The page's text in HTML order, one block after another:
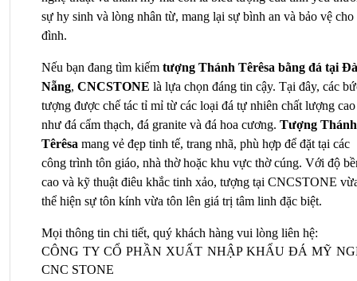
sự hy sinh và lòng nhân từ, mang lại sự bình an và bảo vệ cho
đình.
Nếu bạn đang tìm kiếm tượng Thánh Têrêsa bằng đá tại Đà
Nẵng, CNCSTONE là lựa chọn đáng tin cậy. Tại đây, các
tượng được chế tác tỉ mỉ từ các loại đá tự nhiên chất lượng cao
như đá cẩm thạch, đá granite và đá hoa cương. Tượng Thánh
Têrêsa mang vẻ đẹp tinh tế, trang nhã, phù hợp để đặt tại các
công trình tôn giáo, nhà thờ hoặc khu vực thờ cúng. Với độ
cao và kỹ thuật điêu khắc tinh xảo, tượng tại CNCSTONE
thể hiện sự tôn kính vừa tôn lên giá trị tâm linh đặc biệt.
Mọi thông tin chi tiết, quý khách hàng vui lòng liên hệ:
CÔNG TY CỔ PHẦN XUẤT NHẬP KHẨU ĐÁ MỸ
CNC STONE